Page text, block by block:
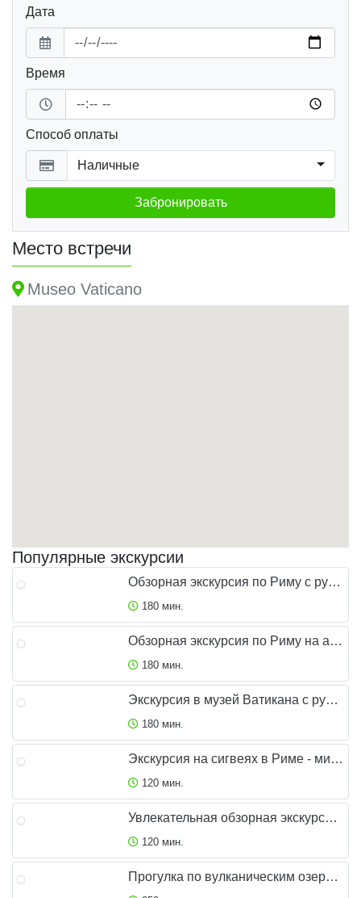
Дата
Время
Способ оплаты
Наличные
Забронировать
Место встречи
Museo Vaticano
Популярные экскурсии
Обзорная экскурсия по Риму с русским гидом
180 мин.
Обзорная экскурсия по Риму на автомобиле
180 мин.
Экскурсия в музей Ватикана с русским гидом
180 мин.
Экскурсия на сигвеях в Риме - мини группа
120 мин.
Увлекательная обзорная экскурсия на мотоцикле по Риму
120 мин.
Прогулка по вулканическим озерам Рима